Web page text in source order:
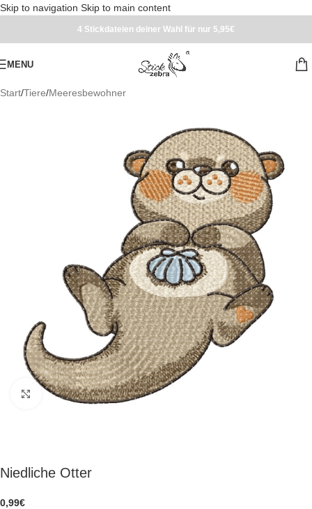
Skip to navigation Skip to main content
4 Stickdateien deiner Wahl für nur 5,95€
MENU
Start/Tiere/Meeresbewohner
zum Vergrößern klicken
Niedliche Otter
0,99€